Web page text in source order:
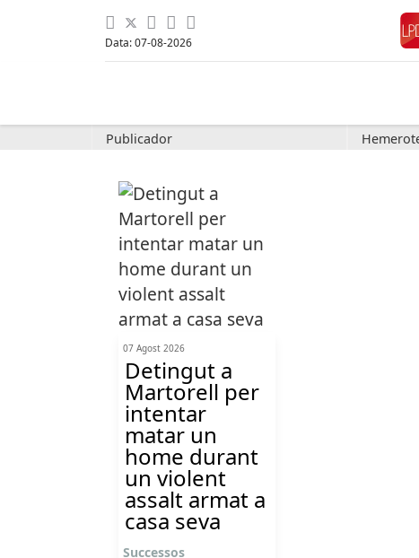
Data: 07-08-2026
Publicador
07 Agost 2026
Detingut a
Martorell per
intentar
matar un
home durant
un violent
assalt armat a
casa seva
Successos